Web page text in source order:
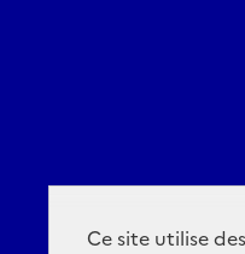
Ce site utilise